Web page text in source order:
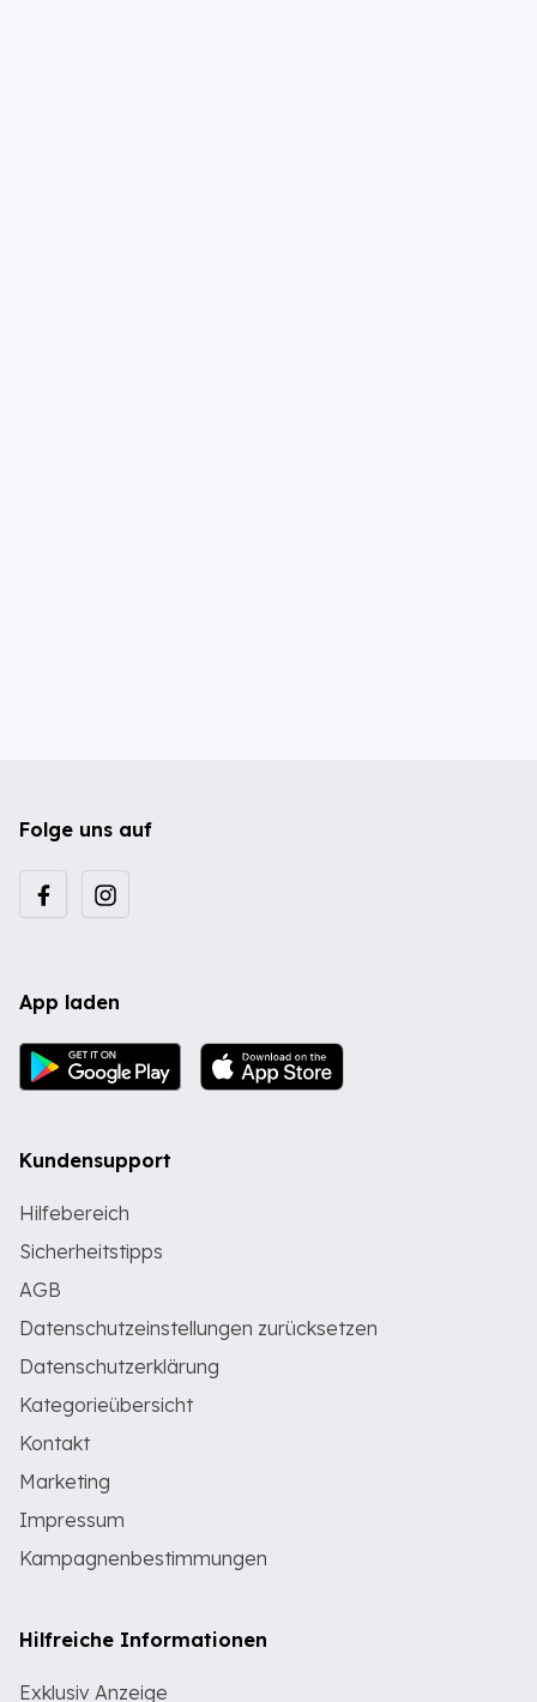
Folge uns auf
App laden
Kundensupport
Hilfebereich
Sicherheitstipps
AGB
Datenschutzeinstellungen zurücksetzen
Datenschutzerklärung
Kategorieübersicht
Kontakt
Marketing
Impressum
Kampagnenbestimmungen
Hilfreiche Informationen
Exklusiv Anzeige